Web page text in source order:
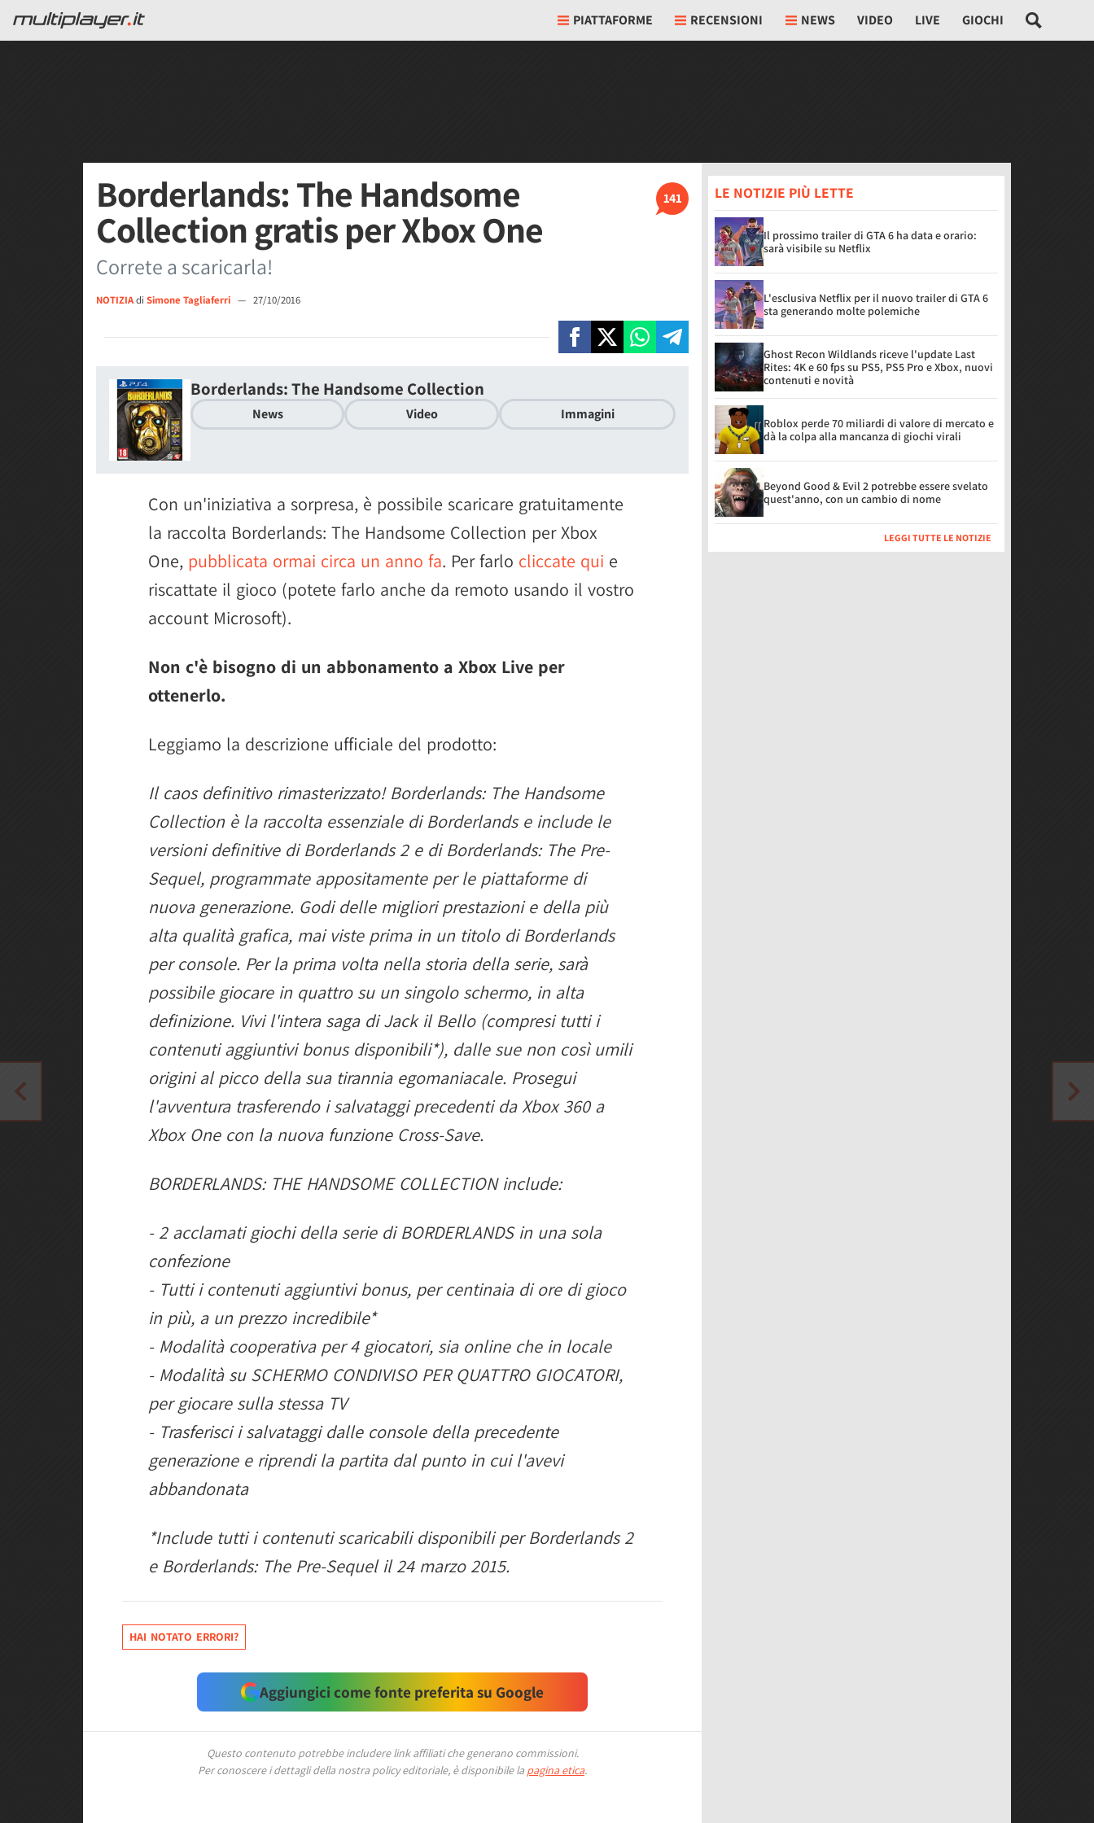
PIATTAFORME RECENSIONI NEWS VIDEO LIVE GIOCHI
141
Borderlands: The Handsome
Collection gratis per Xbox One
Correte a scaricarla!
NOTIZIAdi Simone Tagliaferri — 27/10/2016
Borderlands: The Handsome Collection
News Video Immagini
Con un'iniziativa a sorpresa, è possibile scaricare gratuitamente
la raccolta Borderlands: The Handsome Collection per Xbox
One, pubblicata ormai circa un anno fa. Per farlo cliccate qui e
riscattate il gioco (potete farlo anche da remoto usando il vostro
account Microsoft).
Non c'è bisogno di un abbonamento a Xbox Live per
ottenerlo.
Leggiamo la descrizione ufficiale del prodotto:
Il caos definitivo rimasterizzato! Borderlands: The Handsome
Collection è la raccolta essenziale di Borderlands e include le
versioni definitive di Borderlands 2 e di Borderlands: The Pre-
Sequel, programmate appositamente per le piattaforme di
nuova generazione. Godi delle migliori prestazioni e della più
alta qualità grafica, mai viste prima in un titolo di Borderlands
per console. Per la prima volta nella storia della serie, sarà
possibile giocare in quattro su un singolo schermo, in alta
definizione. Vivi l'intera saga di Jack il Bello (compresi tutti i
contenuti aggiuntivi bonus disponibili*), dalle sue non così umili
origini al picco della sua tirannia egomaniacale. Prosegui
l'avventura trasferendo i salvataggi precedenti da Xbox 360 a
Xbox One con la nuova funzione Cross-Save.
BORDERLANDS: THE HANDSOME COLLECTION include:
- 2 acclamati giochi della serie di BORDERLANDS in una sola
confezione
- Tutti i contenuti aggiuntivi bonus, per centinaia di ore di gioco
in più, a un prezzo incredibile*
- Modalità cooperativa per 4 giocatori, sia online che in locale
- Modalità su SCHERMO CONDIVISO PER QUATTRO GIOCATORI,
per giocare sulla stessa TV
- Trasferisci i salvataggi dalle console della precedente
generazione e riprendi la partita dal punto in cui l'avevi
abbandonata
*Include tutti i contenuti scaricabili disponibili per Borderlands 2
e Borderlands: The Pre-Sequel il 24 marzo 2015.
HAI NOTATO ERRORI?
Aggiungici come fonte preferita su Google
Questo contenuto potrebbe includere link affiliati che generano commissioni.
Per conoscere i dettagli della nostra policy editoriale, è disponibile la pagina etica.
LE NOTIZIE PIÙ LETTE
Il prossimo trailer di GTA 6 ha data e orario:
sarà visibile su Netflix
L'esclusiva Netflix per il nuovo trailer di GTA 6
sta generando molte polemiche
Ghost Recon Wildlands riceve l'update Last
Rites: 4K e 60 fps su PS5, PS5 Pro e Xbox, nuovi
contenuti e novità
Roblox perde 70 miliardi di valore di mercato e
dà la colpa alla mancanza di giochi virali
Beyond Good & Evil 2 potrebbe essere svelato
quest'anno, con un cambio di nome
LEGGI TUTTE LE NOTIZIE